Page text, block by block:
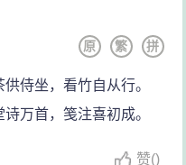
拼
繁
原
侍坐，看竹自从行。
万首，笺注喜初成。
赞()